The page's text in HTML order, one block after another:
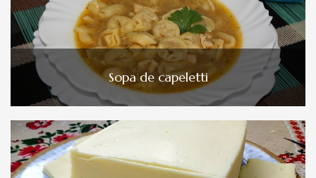
Sopa de capeletti